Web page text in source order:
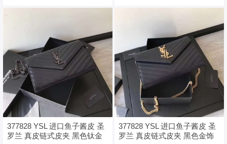
377828 YSL 进口鱼子酱皮 圣
罗兰 真皮链式皮夹 黑色钛金
377828 YSL 进口鱼子酱皮 圣
罗兰 真皮链式皮夹 黑色金饰